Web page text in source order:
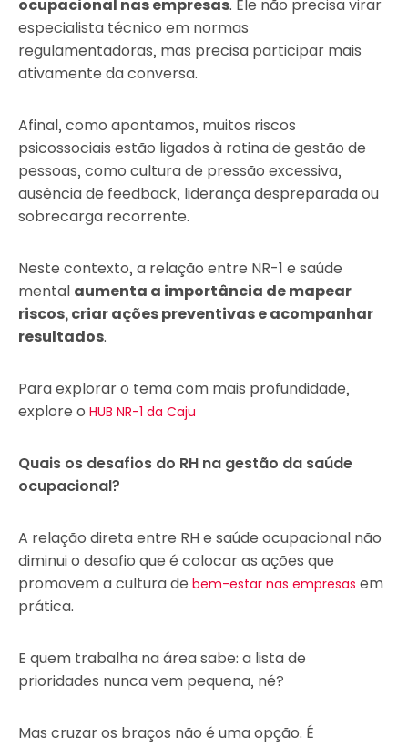
ocupacional nas empresas. Ele não precisa virar
especialista técnico em normas
regulamentadoras, mas precisa participar mais
ativamente da conversa.
Afinal, como apontamos, muitos riscos
psicossociais estão ligados à rotina de gestão de
pessoas, como cultura de pressão excessiva,
ausência de feedback, liderança despreparada ou
sobrecarga recorrente.
Neste contexto, a relação entre NR-1 e saúde
mental aumenta a importância de mapear
riscos, criar ações preventivas e acompanhar
resultados.
Para explorar o tema com mais profundidade,
explore o HUB NR-1 da Caju
Quais os desafios do RH na gestão da saúde
ocupacional?
A relação direta entre RH e saúde ocupacional não
diminui o desafio que é colocar as ações que
promovem a cultura de bem-estar nas empresas em
prática.
E quem trabalha na área sabe: a lista de
prioridades nunca vem pequena, né?
Mas cruzar os braços não é uma opção. É